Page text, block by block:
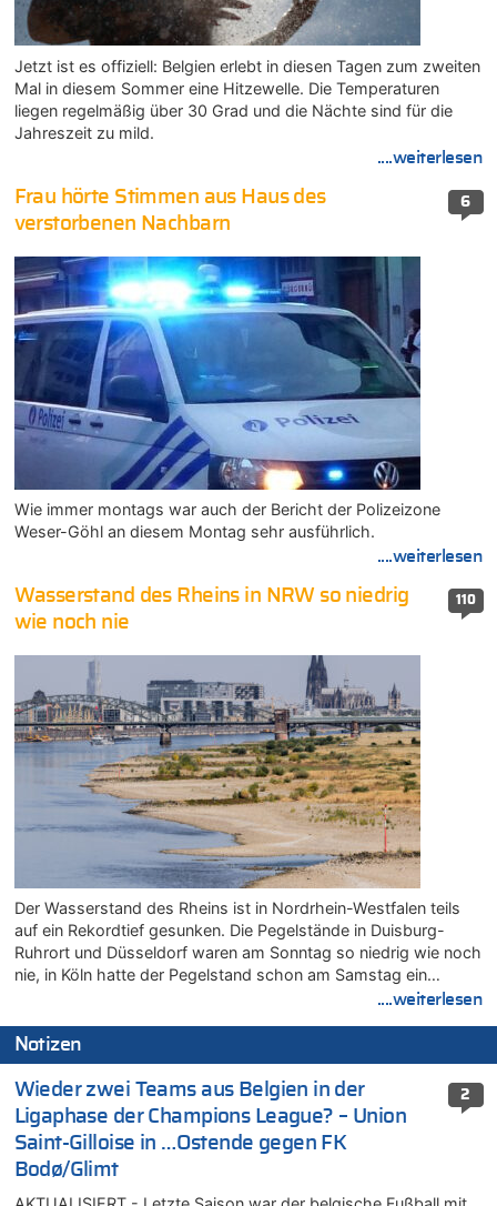
Jetzt ist es offiziell: Belgien erlebt in diesen Tagen zum zweiten
Mal in diesem Sommer eine Hitzewelle. Die Temperaturen
liegen regelmäßig über 30 Grad und die Nächte sind für die
Jahreszeit zu mild.
....weiterlesen
6
Frau hörte Stimmen aus Haus des
verstorbenen Nachbarn
Wie immer montags war auch der Bericht der Polizeizone
Weser-Göhl an diesem Montag sehr ausführlich.
....weiterlesen
110
Wasserstand des Rheins in NRW so niedrig
wie noch nie
Der Wasserstand des Rheins ist in Nordrhein-Westfalen teils
auf ein Rekordtief gesunken. Die Pegelstände in Duisburg-
Ruhrort und Düsseldorf waren am Sonntag so niedrig wie noch
nie, in Köln hatte der Pegelstand schon am Samstag ein…
....weiterlesen
Notizen
2
Wieder zwei Teams aus Belgien in der
Ligaphase der Champions League? – Union
Saint-Gilloise in …Ostende gegen FK
Bodø/Glimt